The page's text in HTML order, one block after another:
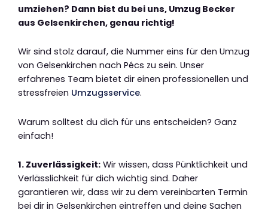
umziehen? Dann bist du bei uns, Umzug Becker
aus Gelsenkirchen, genau richtig!
Wir sind stolz darauf, die Nummer eins für den Umzug
von Gelsenkirchen nach Pécs zu sein. Unser
erfahrenes Team bietet dir einen professionellen und
stressfreien Umzugsservice.
Warum solltest du dich für uns entscheiden? Ganz
einfach!
1. Zuverlässigkeit: Wir wissen, dass Pünktlichkeit und
Verlässlichkeit für dich wichtig sind. Daher
garantieren wir, dass wir zu dem vereinbarten Termin
bei dir in Gelsenkirchen eintreffen und deine Sachen